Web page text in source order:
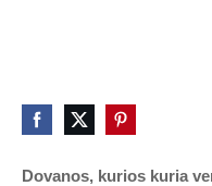
Dovanos, kurios kuria